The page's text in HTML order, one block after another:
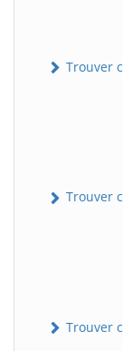
Trouver
Trouver
Trouver